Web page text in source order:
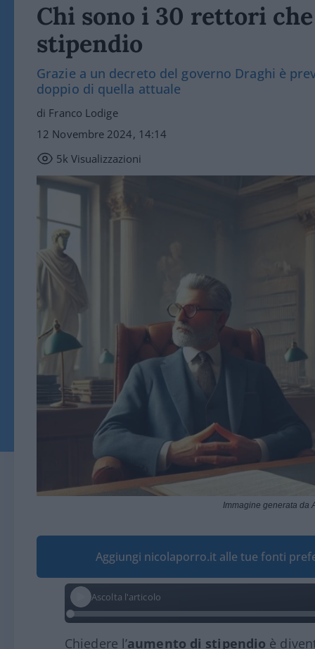
Chi sono i 30 rettori
stipendio
Grazie a un decreto del governo Draghi è
doppio di quella attuale
di Franco Lodige
12 Novembre 2024, 14:14
5k Visualizzazioni
Immagine generata da
Aggiungi nicolaporro.it alle tue fonti
Ascolta l'articolo
Chiedere l’aumento di stipendio è